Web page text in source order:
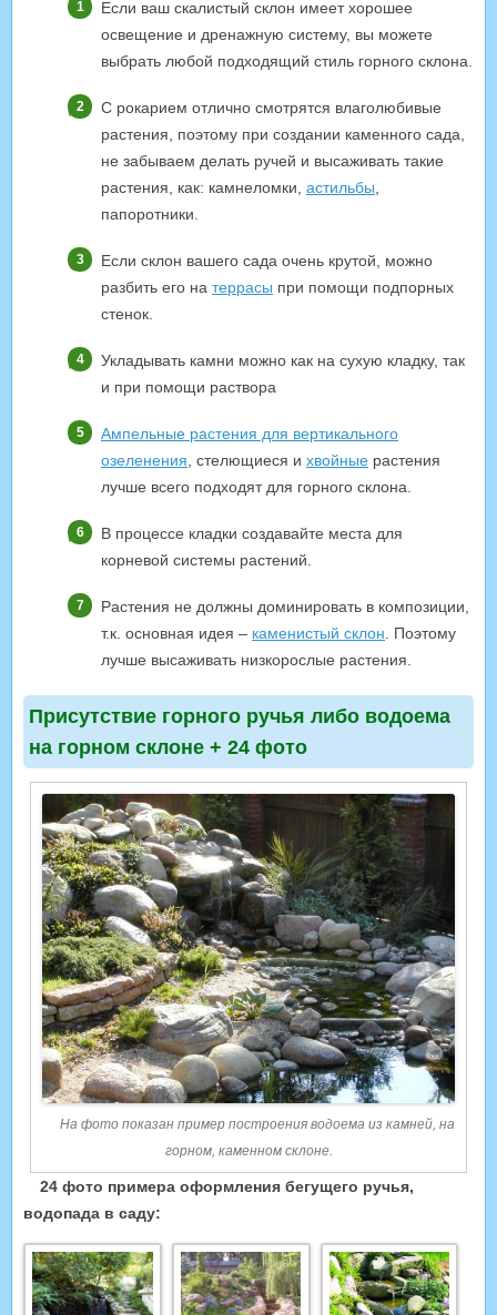
Если ваш скалистый склон имеет хорошее
освещение и дренажную систему, вы можете
выбрать любой подходящий стиль горного склона.
С рокарием отлично смотрятся влаголюбивые
растения, поэтому при создании каменного сада,
не забываем делать ручей и высаживать такие
растения, как: камнеломки, астильбы
папоротники.
Если склон вашего сада очень крутой, можно
разбить его на террасы при помощи подпорных
стенок.
Укладывать камни можно как на сухую кладку, так
и при помощи раствора
Ампельные растения для вертикального
озеленения , стелющиеся и хвойные растения
лучше всего подходят для горного склона.
В процессе кладки создавайте места для
корневой системы растений.
Растения не должны доминировать в композиции,
т.к. основная идея – каменистый склон . Поэтому
лучше высаживать низкорослые растения.
Присутствие горного ручья либо водоема
на горном склоне + 24 фото
На фото показан пример построения водоема из камней, на
горном, каменном склоне.
24 фото примера оформления бегущего ручья,
водопада в саду: